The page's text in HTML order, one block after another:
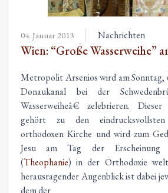
04. Januar 2013 Nachrichten
Wien: “Große Wasserweihe”
Metropolit Arsenios wird am Sonntag,
Donaukanal bei der
Wasserweiheâ€ zelebrieren.
gehört zu den
orthodoxen Kirche und wird zum
Jesu am Tag der Erscheinung
(Theophanie) in der Orthodoxie
herausragender Augenblick ist dabei
dem der